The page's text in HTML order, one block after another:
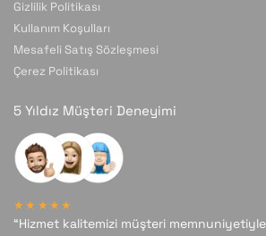
Gizlilik Politikası
Kullanım Koşulları
Mesafeli Satış Sözleşmesi
Çerez Politikası
5 Yıldız Müşteri Deneyimi
★★★★★
“Hizmet kalitemizi müşteri